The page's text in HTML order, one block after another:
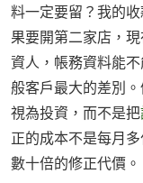
料一定要留？我的
果要開第二家店，
資人，帳務資料能
般客戶最大的差別
視為投資，而不是把
正的成本不是每月
數十倍的修正代價。